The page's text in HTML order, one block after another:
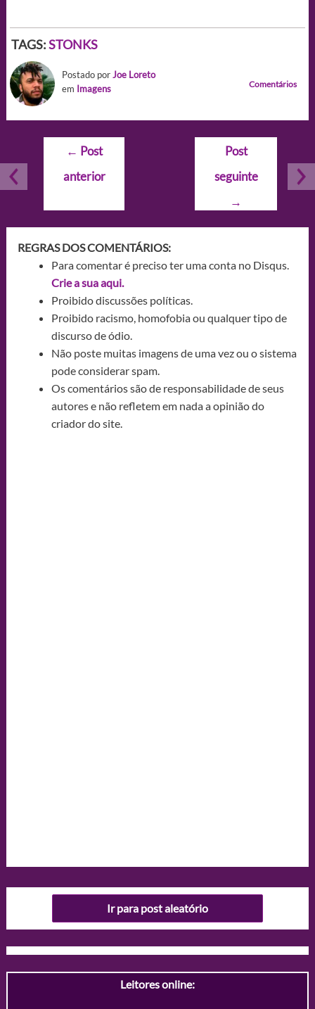
TAGS:STONKS
Postado porJoe Loreto
em Imagens Comentários
Navegação
Post
← Post
anterior
Post
seguinte
→
REGRAS DOS COMENTÁRIOS:
Para comentar é preciso ter uma conta no Disqus.
Crie a sua aqui.
Proibido discussões políticas.
Proibido racismo, homofobia ou qualquer tipo de
discurso de ódio.
Não poste muitas imagens de uma vez ou o sistema
pode considerar spam.
Os comentários são de responsabilidade de seus
autores e não refletem em nada a opinião do
criador do site.
Ir para post aleatório
Leitores online: